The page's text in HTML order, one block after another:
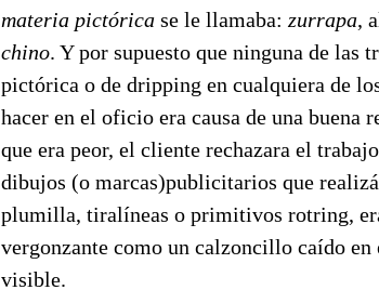
materia pictórica se le llamaba: zurrapa,
chino. Y por supuesto que ninguna de las
pictórica o de dripping en cualquiera de
hacer en el oficio era causa de una buena
que era peor, el cliente rechazara el
dibujos (o marcas)publicitarios que
plumilla, tiralíneas o primitivos rotring,
vergonzante como un calzoncillo caído
visible.